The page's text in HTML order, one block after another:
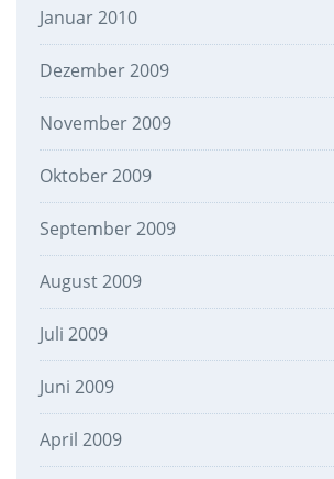
Januar 2010
Dezember 2009
November 2009
Oktober 2009
September 2009
August 2009
Juli 2009
Juni 2009
April 2009